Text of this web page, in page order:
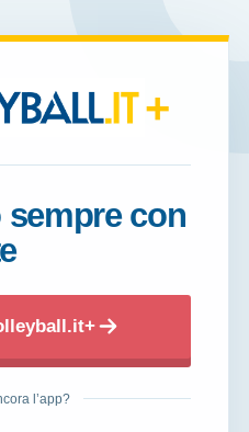
+
con
l’app?